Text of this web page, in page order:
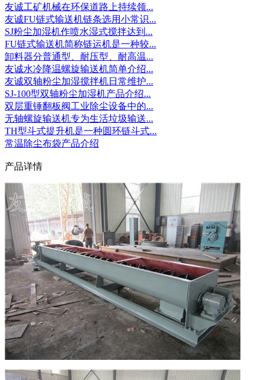
友诚工矿机械在环保道路上持续领...
友诚FU链式输送机链条选用小常识...
SJ粉尘加湿机作喷水湿式搅拌达到...
FU链式输送机简称链运机是一种较...
卸料器分普通型、耐压型、耐高温...
友诚水冷降温螺旋输送机简单介绍...
友诚双轴粉尘加湿搅拌机日常维护...
SJ-100型双轴粉尘加湿机产品介绍...
双层重锤翻板阀工业除尘设备中的...
无轴螺旋输送机专为生活垃圾输送...
TH型斗式提升机是一种圆环链斗式...
常温除尘布袋产品介绍
产品详情